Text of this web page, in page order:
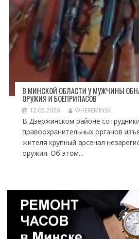
В МИНСКОЙ ОБЛАСТИ У МУЖЧИНЫ
ОРУЖИЯ И БОЕПРИПАСОВ
12.05.2026 WHEREMINSK
В Дзержинском районе сотрудники
правоохранительных органов
жителя крупный арсенал
оружия. Об этом...